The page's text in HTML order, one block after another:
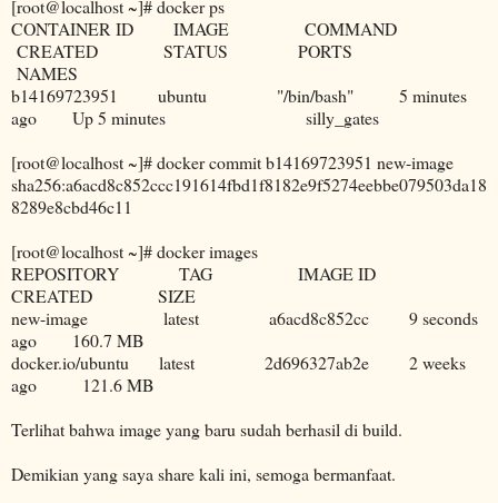
[root@localhost ~]# docker ps
CONTAINER ID IMAGE COMMAND
CREATED STATUS PORTS
NAMES
b14169723951 ubuntu "/bin/bash" 5 minutes
ago Up 5 minutes silly_gates
[root@localhost ~]# docker commit b14169723951 new-image
sha256:a6acd8c852ccc191614fbd1f8182e9f5274eebbe079503da18
8289e8cbd46c11
[root@localhost ~]# docker images
REPOSITORY TAG IMAGE ID
CREATED SIZE
new-image latest a6acd8c852cc 9 seconds
ago 160.7 MB
docker.io/ubuntu latest 2d696327ab2e 2 weeks
ago 121.6 MB
Terlihat bahwa image yang baru sudah berhasil di build.
Demikian yang saya share kali ini, semoga bermanfaat.